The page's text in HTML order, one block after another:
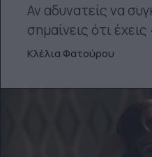
Αν αδυνατείς να
σημαίνεις ότι
Κλέλια Φατούρου